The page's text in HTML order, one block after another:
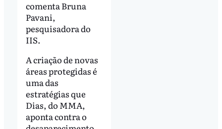
comenta Bruna
Pavani,
pesquisadora do
IIS.
A criação de novas
áreas protegidas é
uma das
estratégias que
Dias, do MMA,
aponta contra o